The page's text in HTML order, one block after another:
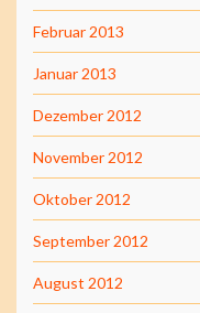
Februar 2013
Januar 2013
Dezember 2012
November 2012
Oktober 2012
September 2012
August 2012